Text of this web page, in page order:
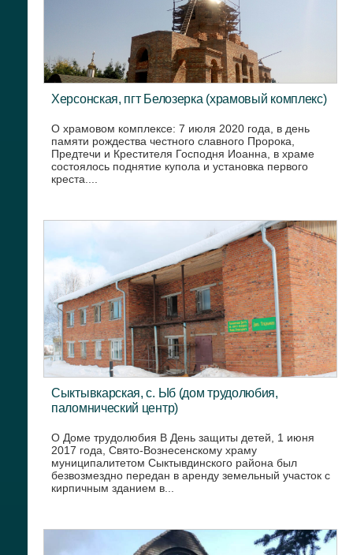
Херсонская, пгт Белозерка (храмовый комплекс)
О храмовом комплексе: 7 июля 2020 года, в день
памяти рождества честного славного Пророка,
Предтечи и Крестителя Господня Иоанна, в храме
состоялось поднятие купола и установка первого
креста....
Сыктывкарская, с. Ыб (дом трудолюбия,
паломнический центр)
О Доме трудолюбия В День защиты детей, 1 июня
2017 года, Свято-Вознесенскому храму
муниципалитетом Сыктывдинского района был
безвозмездно передан в аренду земельный участок с
кирпичным зданием в...